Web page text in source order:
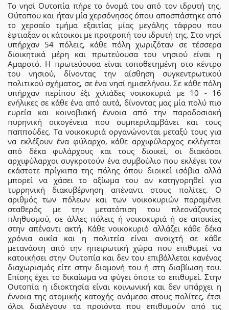
Το νησί Ουτοπία πήρε το όνομά του από τον ιδρυτή της,
Ούτοπου και ήταν μία χερσόνησος όπου αποσπάστηκε από
το χερσαίο τμήμα εξαιτίας μίας μεγάλης τάφρου που
έφτιαξαν οι κάτοικοι με προτροπή του ιδρυτή της. Στο νησί
υπήρχαν 54 πόλεις, κάθε πόλη χωριζόταν σε τέσσερα
διοικητικά μέρη και πρωτεύουσα του νησιού είναι η
Αμαροτό. Η πρωτεύουσα είναι τοποθετημένη στο κέντρο
του νησιού, δίνοντας την αίσθηση συγκεντρωτικού
πολιτικού σχήματος, σε ένα νησί ημισελήνου. Σε κάθε πόλη
υπήρχαν περίπου έξι χιλιάδες νοικοκυριά με 10 - 16
ενήλικες σε κάθε ένα από αυτά, δίνοντας μας μία πολύ πιο
ευρεία και κοινοβιακή έννοια από την παραδοσιακή
πυρηνική οικογένεια που συμπεριλαμβάνει και τους
παππούδες. Τα νοικοκυριά οργανώνονται μεταξύ τους για
να εκλέξουν ένα φύλαρχο, κάθε αρχιφύλαρχος εκλέγεται
από δέκα φυλάρχους και τους διοικεί, οι διακόσοι
αρχιφύλαρχοι συγκροτούν ένα συμβούλιο που εκλέγει τον
εκάστοτε πρίγκιπα της πόλης όπου διοικεί ισόβια αλλά
μπορεί να χάσει το αξίωμα του αν κατηγορηθεί για
τυρρηνική διακυβέρνηση απέναντι στους πολίτες. Ο
αριθμός των πόλεων και των νοικοκυριών παραμένει
σταθερός με την μετατόπιση του πλεονάζοντος
πληθυσμού, σε άλλες πόλεις ή νοικοκυριά ή σε αποικίες
στην απέναντι ακτή. Κάθε νοικοκυριό αλλάζει κάθε δέκα
χρόνια οικία και η πολιτεία είναι ανοιχτή σε κάθε
μετανάστη από την ηπειρωτική χώρα που επιθυμεί να
κατοικήσει στην Ουτοπία και δεν του επιβάλλεται κανένας
διαχωρισμός είτε στην διαμονή του ή στη διαβίωση του.
Επίσης έχει το δικαίωμα να φύγει όποτε το επιθυμεί. Στην
Ουτοπία η ιδιοκτησία είναι κοινωνική και δεν υπάρχει η
έννοια της ατομικής κατοχής ανάμεσα στους πολίτες, έτσι
όλοι διαλέγουν τα προϊόντα που επιθυμούν από τις